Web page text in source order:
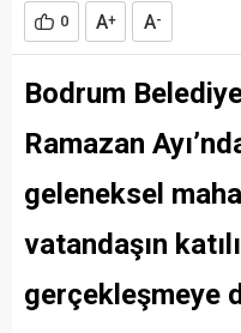
0 A+ A-
Bodrum
Ramazan
geleneksel
vatandaşın
gerçekleşmeye